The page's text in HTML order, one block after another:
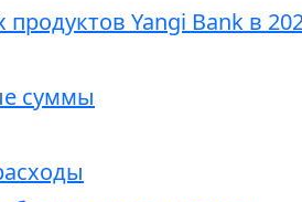
Yangi Bank в
суммы